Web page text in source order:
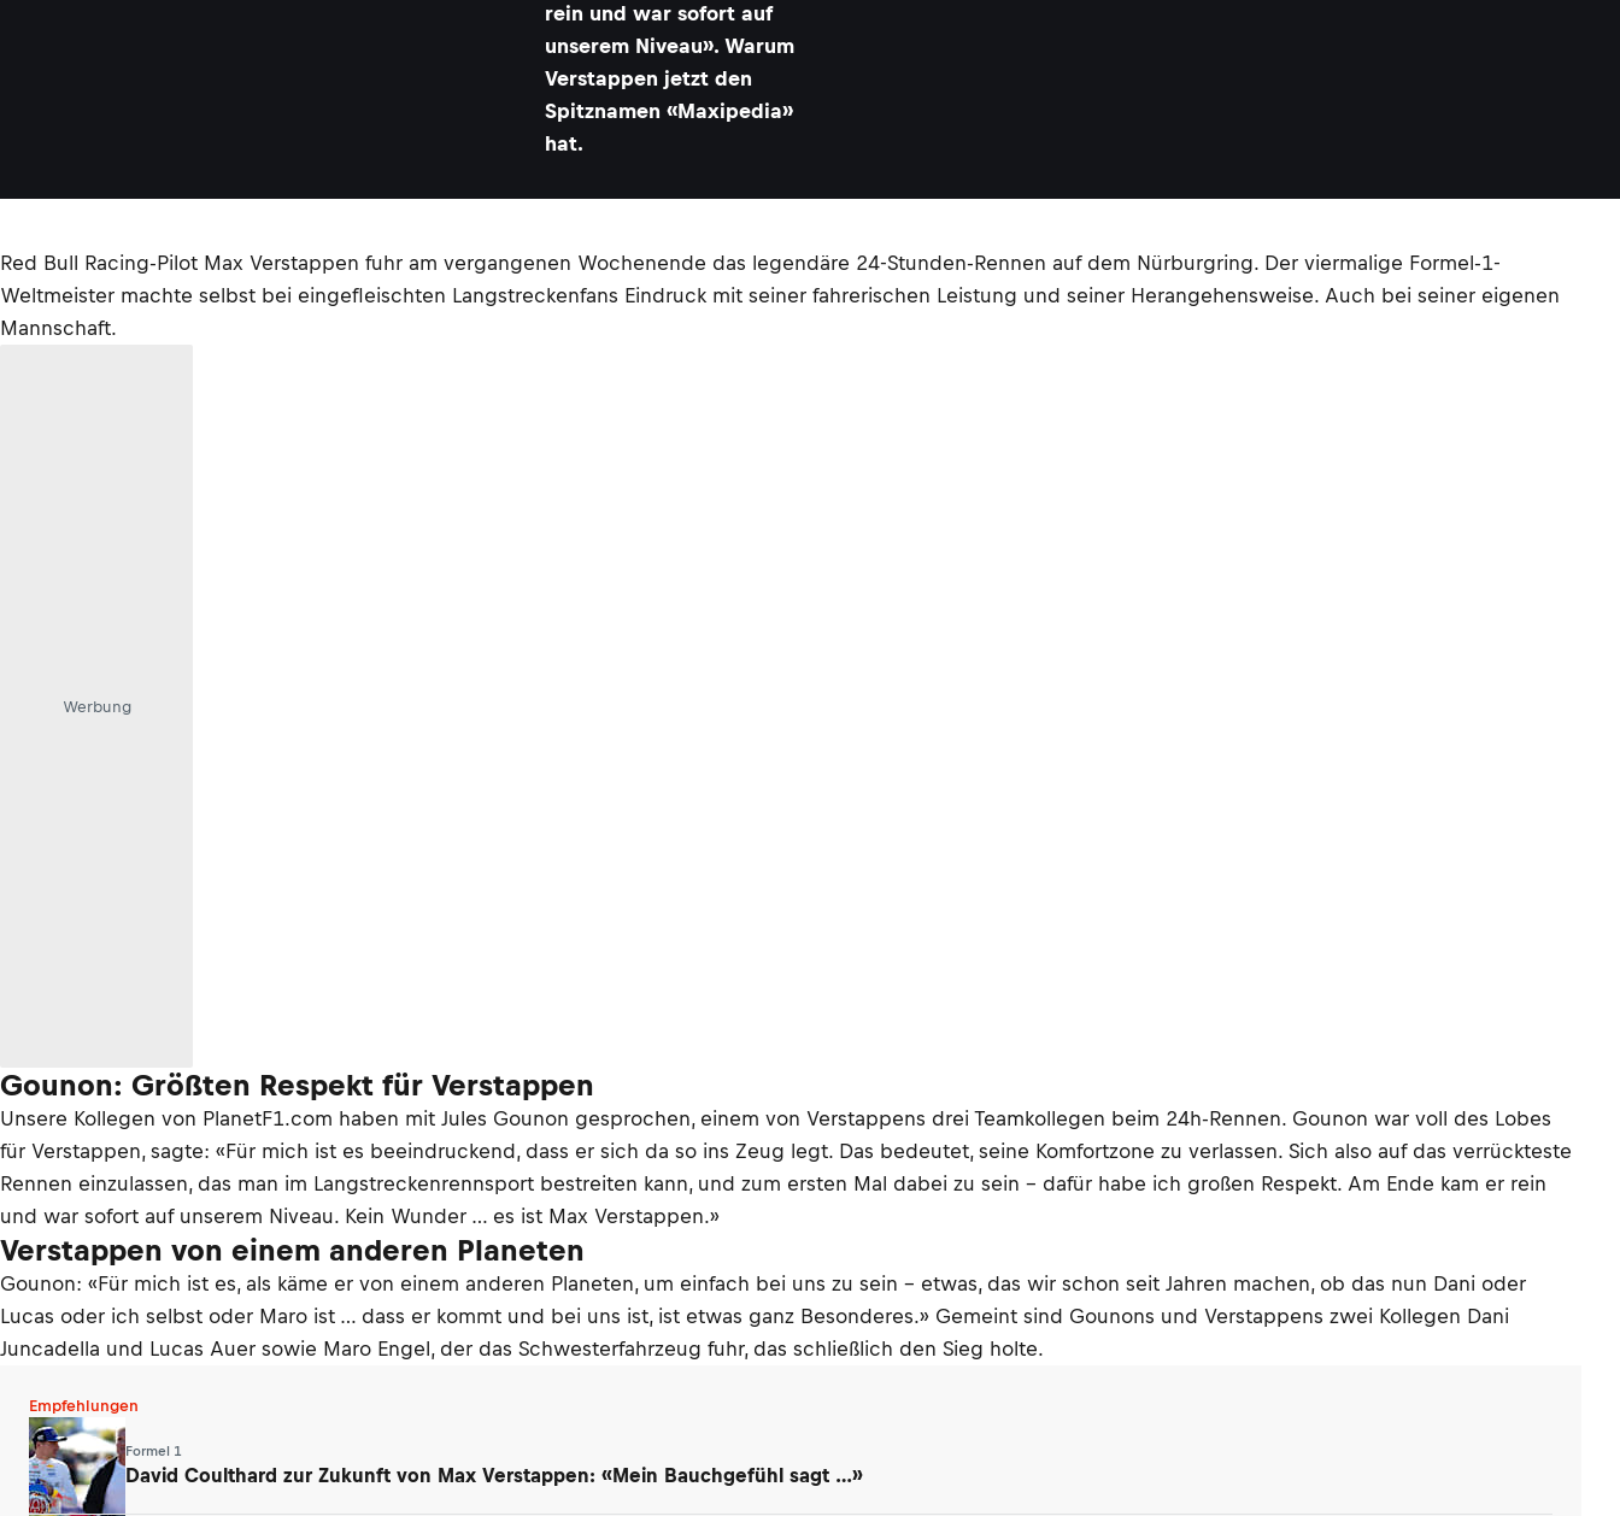
rein und war sofort auf
unserem Niveau». Warum
Verstappen jetzt den
Spitznamen «Maxipedia»
hat.
Red Bull Racing-Pilot Max Verstappen fuhr am vergangenen Wochenende das legendäre 24-Stunden-Rennen auf dem Nürburgring. Der viermalige Formel-1-
Weltmeister machte selbst bei eingefleischten Langstreckenfans Eindruck mit seiner fahrerischen Leistung und seiner Herangehensweise. Auch bei seiner eigenen
Mannschaft.
Werbung
Gounon: Größten Respekt für Verstappen
Unsere Kollegen von PlanetF1.com haben mit Jules Gounon gesprochen, einem von Verstappens drei Teamkollegen beim 24h-Rennen. Gounon war voll des Lobes
für Verstappen, sagte: «Für mich ist es beeindruckend, dass er sich da so ins Zeug legt. Das bedeutet, seine Komfortzone zu verlassen. Sich also auf das verrückteste
Rennen einzulassen, das man im Langstreckenrennsport bestreiten kann, und zum ersten Mal dabei zu sein – dafür habe ich großen Respekt. Am Ende kam er rein
und war sofort auf unserem Niveau. Kein Wunder … es ist Max Verstappen.»
Verstappen von einem anderen Planeten
Gounon: «Für mich ist es, als käme er von einem anderen Planeten, um einfach bei uns zu sein – etwas, das wir schon seit Jahren machen, ob das nun Dani oder
Lucas oder ich selbst oder Maro ist … dass er kommt und bei uns ist, ist etwas ganz Besonderes.» Gemeint sind Gounons und Verstappens zwei Kollegen Dani
Juncadella und Lucas Auer sowie Maro Engel, der das Schwesterfahrzeug fuhr, das schließlich den Sieg holte.
Empfehlungen
Formel 1
David Coulthard zur Zukunft von Max Verstappen: «Mein Bauchgefühl sagt …»